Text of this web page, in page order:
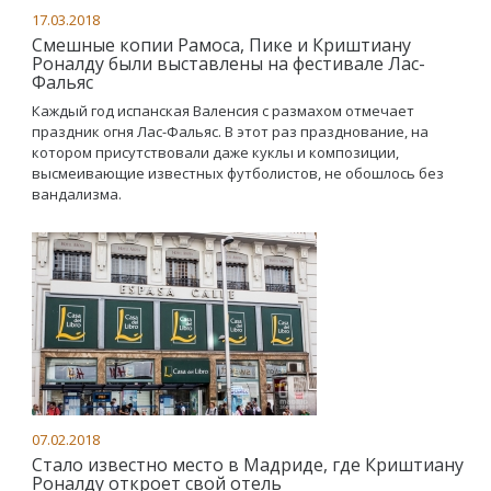
17.03.2018
Смешные копии Рамоса, Пике и Криштиану
Роналду были выставлены на фестивале Лас-
Фальяс
Каждый год испанская Валенсия с размахом отмечает
праздник огня Лас-Фальяс. В этот раз празднование, на
котором присутствовали даже куклы и композиции,
высмеивающие известных футболистов, не обошлось без
вандализма.
07.02.2018
Стало известно место в Мадриде, где Криштиану
Роналду откроет свой отель